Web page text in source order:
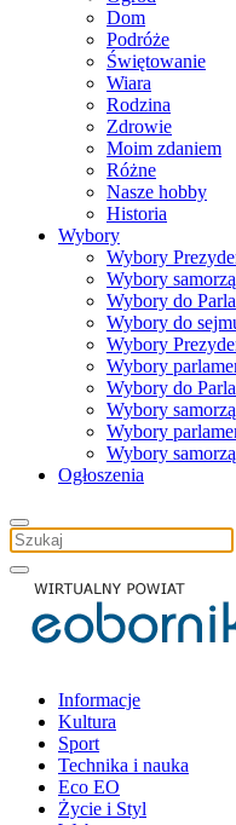
Dom
Podróże
Świętowanie
Wiara
Rodzina
Zdrowie
Moim zdaniem
Różne
Nasze hobby
Historia
Wybory
Wybory
Wybory
Wybory do
Wybory do
Wybory
Wybory
Wybory do
Wybory
Wybory
Wybory
Ogłoszenia
Informacje
Kultura
Sport
Technika i nauka
Eco EO
Życie i Styl